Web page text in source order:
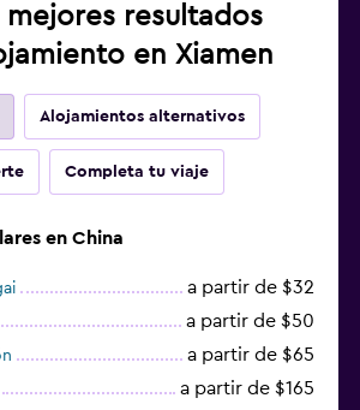
mejores resultados
en Xiamen
Alojamientos alternativos
Completa tu viaje
en China
a partir de $32
a partir de $50
a partir de $65
a partir de $165